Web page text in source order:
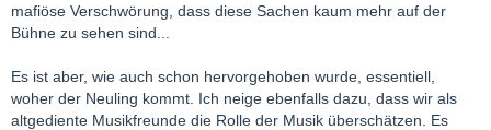
mafiöse Verschwörung, dass diese Sachen kaum mehr auf der
Bühne zu sehen sind...
Es ist aber, wie auch schon hervorgehoben wurde, essentiell,
woher der Neuling kommt. Ich neige ebenfalls dazu, dass wir als
altgediente Musikfreunde die Rolle der Musik überschätzen. Es